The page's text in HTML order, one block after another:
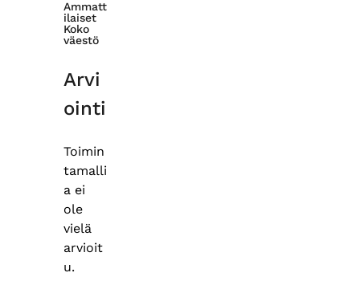
Ammatt
ilaiset
Koko
väestö
Arvi
ointi
Toimin
tamalli
a ei
ole
vielä
arvioit
u.